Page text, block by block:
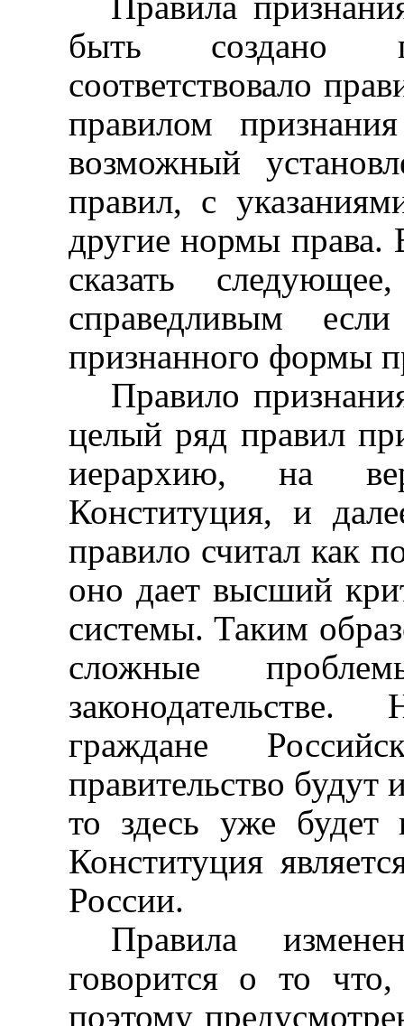
быть создано
соответствовало
правилом
возможный
правил, с
другие нормы права.
сказать
справедливым
признанного формы
Правило
целый ряд правил
иерархию, на
Конституция, и
правило считал как
оно дает высший
системы. Таким
сложные
граждане
правительство
то здесь уже будет
Конституция
России.
Правила
говорится о то что,
поэтому